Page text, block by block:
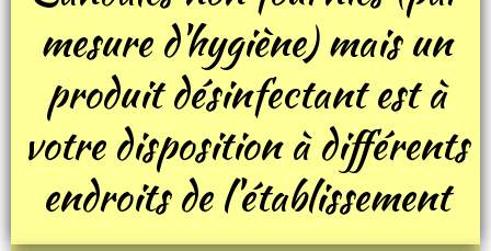
mesure d'hygiène) mais un
produit désinfectant est à
votre disposition à différents
endroits de l'établissement